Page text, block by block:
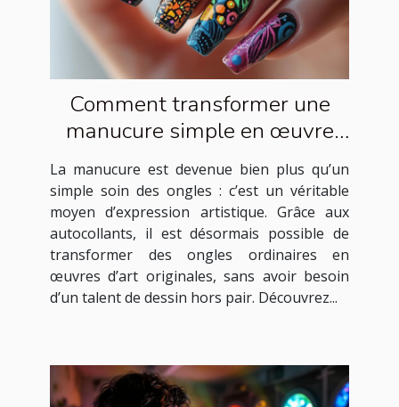
Comment transformer une
manucure simple en œuvre
d'art avec des autocollants ?
La manucure est devenue bien plus qu’un
simple soin des ongles : c’est un véritable
moyen d’expression artistique. Grâce aux
autocollants, il est désormais possible de
transformer des ongles ordinaires en
œuvres d’art originales, sans avoir besoin
d’un talent de dessin hors pair. Découvrez...